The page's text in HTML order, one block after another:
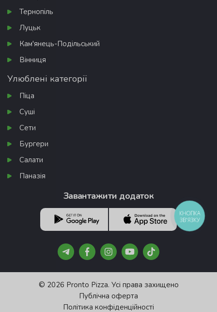
Тернопіль
Луцьк
Кам'янець-Подільський
Вінниця
Улюблені категорії
Піца
Суші
Сети
Бургери
Салати
Паназія
Завантажити додаток
© 2026 Pronto Pizza. Усі права захищено
Публічна оферта
Політика конфіденційності
КНОПКА
ЗВ'ЯЗКУ